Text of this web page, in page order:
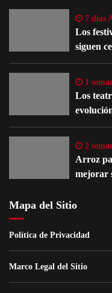
7 días
Los
siguen
1
Los
2
Arroz
mejorar
Mapa del Sitio
Política de Privacidad
Marco Legal del Sitio